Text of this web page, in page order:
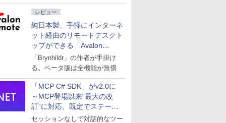
レビュー
純日本製、手軽にインターネ
ット経由のリモートデスクト
ップができる「Avalon
remote」
「Brynhildr」の作者が手掛け
る。ベータ版は全機能が無償
「MCP C# SDK」がv2.0に
～MCP登場以来“最大の改
訂”に対応、既定でステート
レスへ
セッションなしで対話的なツー